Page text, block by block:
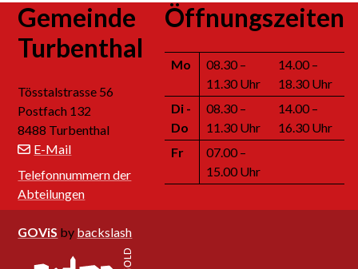
Footer
Gemeinde
Turbenthal
Tösstalstrasse 56
Postfach 132
8488 Turbenthal
E-Mail
Telefonnummern der
Abteilungen
Öffnungszeiten
Mo
08.30 –
11.30 Uhr
14.00 –
18.30 Uhr
Di -
Do
08.30 –
11.30 Uhr
14.00 –
16.30 Uhr
Fr
07.00 –
15.00 Uhr
GOViS by backslash